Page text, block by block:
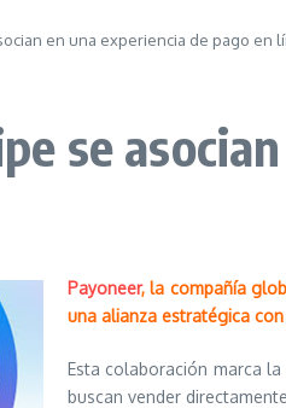
en una experiencia de pago en
se
Payoneer, la compañía
una alianza estratégica
Esta colaboración marca
buscan vender